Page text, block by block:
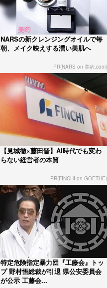
NARSの新クレンジングオイルで毎
朝、メイク映えする潤い美肌へ
PR(NARS on 美的.com)
【見城徹×藤田晋】AI時代でも変わ
らない経営者の本質
PR(FINCHI on GOETHE)
特定危険指定暴力団『工藤会』トッ
プ 野村悟総裁が引退 県公安委員会
が公示 工藤会...